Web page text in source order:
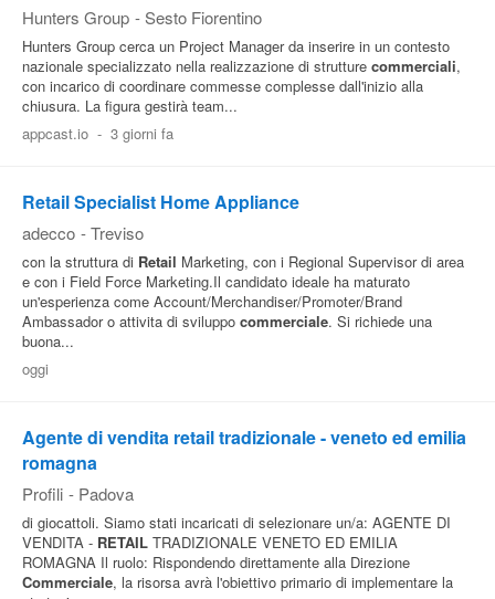
Hunters Group - Sesto Fiorentino
Hunters Group cerca un Project Manager da inserire in un contesto
nazionale specializzato nella realizzazione di strutture commerciali,
con incarico di coordinare commesse complesse dall'inizio alla
chiusura. La figura gestirà team...
appcast.io - 3 giorni fa
Retail Specialist Home Appliance
adecco - Treviso
con la struttura di Retail Marketing, con i Regional Supervisor di area
e con i Field Force Marketing.Il candidato ideale ha maturato
un'esperienza come Account/Merchandiser/Promoter/Brand
Ambassador o attivita di sviluppo commerciale. Si richiede una
buona...
oggi
Agente di vendita retail tradizionale - veneto ed emilia
romagna
Profili - Padova
di giocattoli. Siamo stati incaricati di selezionare un/a: AGENTE DI
VENDITA - RETAIL TRADIZIONALE VENETO ED EMILIA
ROMAGNA Il ruolo: Rispondendo direttamente alla Direzione
Commerciale, la risorsa avrà l'obiettivo primario di implementare la